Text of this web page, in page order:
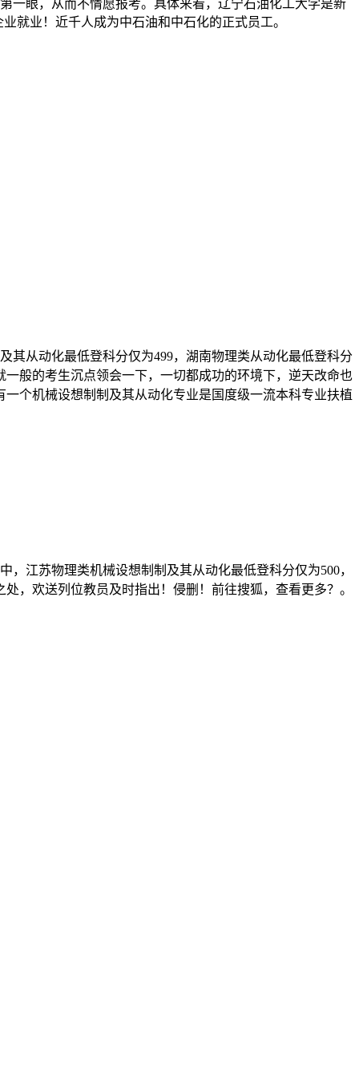
一眼，从而不情愿报考。具体来看，辽宁石油化工大学是新
就业！近千人成为中石油和中石化的正式员工。
其从动化最低登科分仅为499，湖南物理类从动化最低登科分
般的考生沉点领会一下，一切都成功的环境下，逆天改命也
个机械设想制制及其从动化专业是国度级一流本科专业扶植
，江苏物理类机械设想制制及其从动化最低登科分仅为500，
，欢送列位教员及时指出！侵删！前往搜狐，查看更多？。